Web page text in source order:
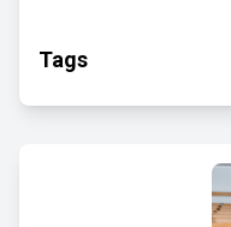
Tags